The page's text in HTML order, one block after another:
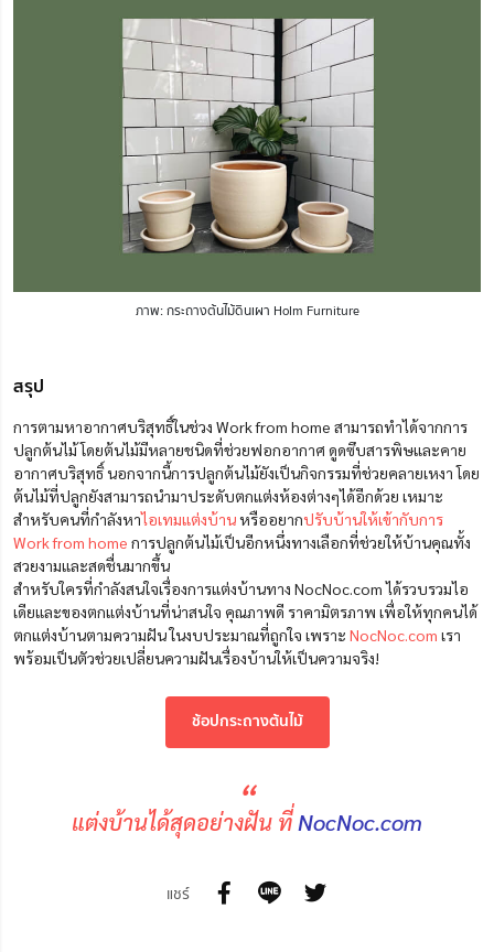
ภาพ: กระถางต้นไม้ดินเผา Holm Furniture
สรุป
การตามหาอากาศบริสุทธิ์ในช่วง Work from home สามารถทำได้จากการ
ปลูกต้นไม้ โดยต้นไม้มีหลายชนิดที่ช่วยฟอกอากาศ ดูดซึบสารพิษและคาย
อากาศบริสุทธิ์ นอกจากนี้การปลูกต้นไม้ยังเป็นกิจกรรมที่ช่วยคลายเหงา โดย
ต้นไม้ที่ปลูกยังสามารถนำมาประดับตกแต่งห้องต่างๆได้อีกด้วย เหมาะ
สำหรับคนที่กำลังหาไอเทมแต่งบ้านหรืออยากปรับบ้านให้เข้ากับการ
Work from home การปลูกต้นไม้เป็นอีกหนึ่งทางเลือกที่ช่วยให้บ้านคุณทั้ง
สวยงามและสดชื่นมากขึ้น
สำหรับใครที่กำลังสนใจเรื่องการแต่งบ้านทาง NocNoc.com ได้รวบรวมไอ
เดียและของตกแต่งบ้านที่น่าสนใจ คุณภาพดี ราคามิตรภาพ เพื่อให้ทุกคนได้
ตกแต่งบ้านตามความฝัน ในงบประมาณที่ถูกใจ เพราะ NocNoc.com เรา
พร้อมเป็นตัวช่วยเปลี่ยนความฝันเรื่องบ้านให้เป็นความจริง!
ช้อปกระถางต้นไม้
“
แต่งบ้านได้สุดอย่างฝัน ที่NocNoc.com
แชร์